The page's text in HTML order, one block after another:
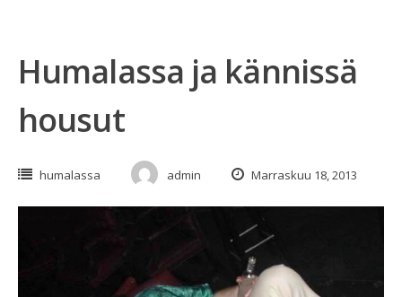
Humalassa ja kännissä
housut
humalassa admin Marraskuu 18, 2013